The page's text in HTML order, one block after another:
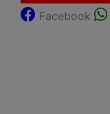
Facebook